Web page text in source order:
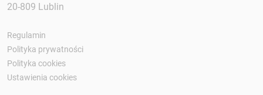
20-809 Lublin
Regulamin
Polityka prywatności
Polityka cookies
Ustawienia cookies